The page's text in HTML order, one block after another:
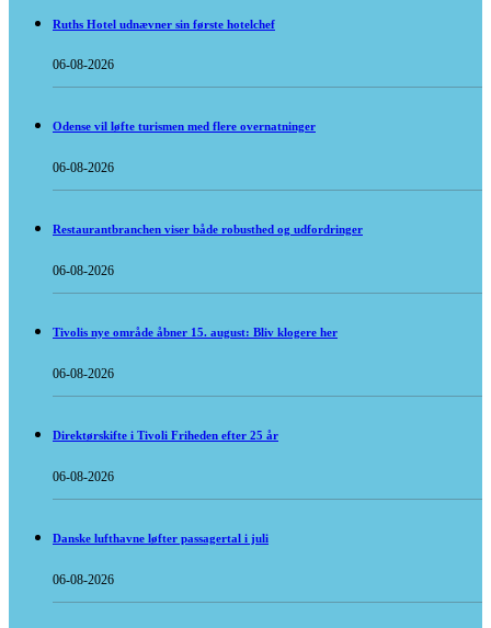
Ruths Hotel udnævner sin første hotelchef
06-08-2026
Odense vil løfte turismen med flere overnatninger
06-08-2026
Restaurantbranchen viser både robusthed og udfordringer
06-08-2026
Tivolis nye område åbner 15. august: Bliv klogere her
06-08-2026
Direktørskifte i Tivoli Friheden efter 25 år
06-08-2026
Danske lufthavne løfter passagertal i juli
06-08-2026